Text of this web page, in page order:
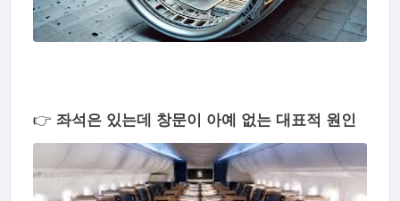
👉 좌석은 있는데 창문이 아예 없는 대표적 원인